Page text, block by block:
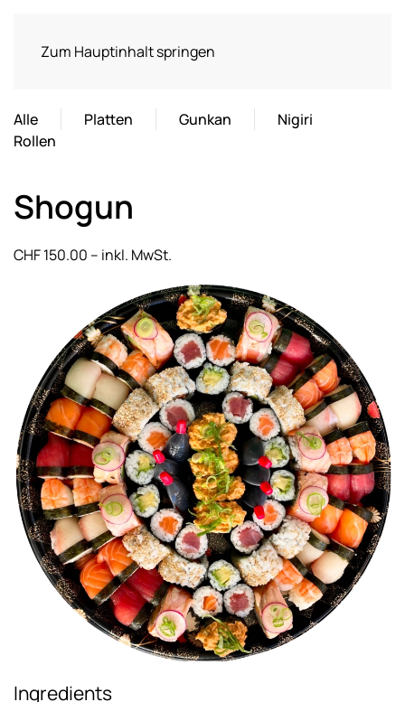
Zum Hauptinhalt springen
Alle Platten Gunkan
Nigiri
Rollen
Shogun
CHF 150.00 – inkl. MwSt.
Ingredients